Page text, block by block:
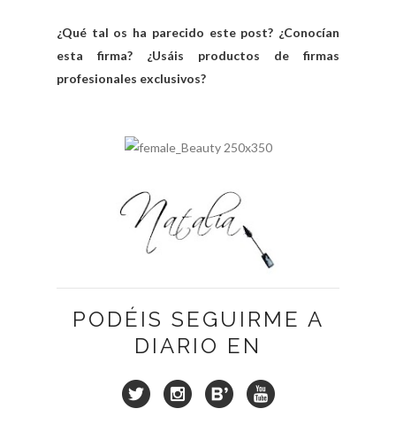
¿Qué tal os ha parecido este post? ¿Conocían
esta firma? ¿Usáis productos de firmas
profesionales exclusivos?
PODÉIS SEGUIRME A
DIARIO EN